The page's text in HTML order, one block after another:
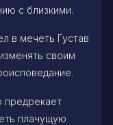
с близкими.
в мечеть Густав
своим
плачущую